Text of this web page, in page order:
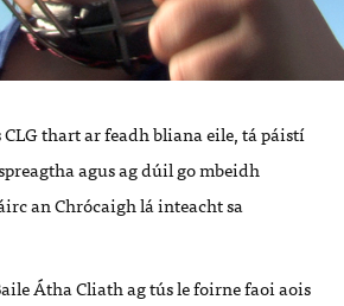
CLGthart ar feadh bliana eile, tá páistí
agus ag dúil go mbeidh
an Chrócaigh lá inteacht sa
Átha Cliath ag tús le foirne faoi aois